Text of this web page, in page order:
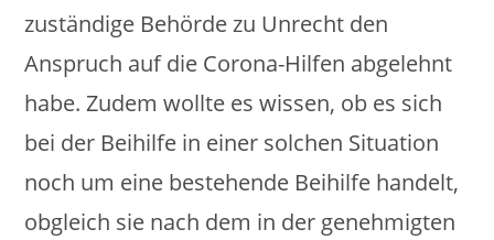
zuständige Behörde zu Unrecht den
Anspruch auf die Corona-Hilfen abgelehnt
habe. Zudem wollte es wissen, ob es sich
bei der Beihilfe in einer solchen Situation
noch um eine bestehende Beihilfe handelt,
obgleich sie nach dem in der genehmigten